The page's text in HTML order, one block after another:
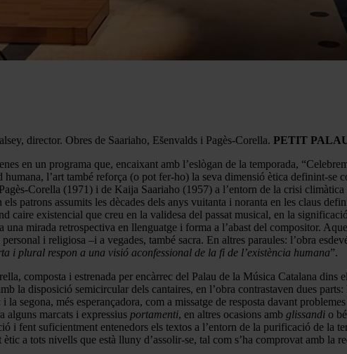
director. Obres de Saariaho, Es̆envalds i Pagès-Corella. PETIT
en un programa que, encaixant amb l’eslògan de la temporada,
l’art també reforça (o pot fer-ho) la seva dimensió ètica definint-se
Corella (1971) i de Kaija Saariaho (1957) a l’entorn de la crisi
patrons assumits les dècades dels anys vuitanta i noranta en les claus
caire existencial que creu en la validesa del passat musical, en la
mirada retrospectiva en llenguatge i forma a l’abast del compositor.
i religiosa –i a vegades, també sacra. En altres paraules: l’obra
i plural respon a una visió aconfessional de la fi de l’existència humana”.
composta i estrenada per encàrrec del Palau de la Música Catalana dins
disposició semicircular dels cantaires, en l’obra contrastaven dues
segona, més esperançadora, com a missatge de resposta davant
alguns marcats i expressius portamenti, en altres ocasions amb glissandi o
i fent suficientment entenedors els textos a l’entorn de la purificació de la
a tots nivells que està lluny d’assolir-se, tal com s’ha comprovat amb la